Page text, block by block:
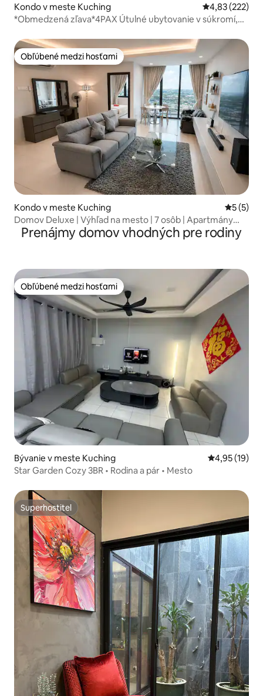
Kondo v meste Kuching Priemerné
4,83 (222)
*Obmedzená zľava*4PAX Útulné ubytovanie v súkromí,
Obľúbené medzi hosťami
Obľúbené medzi hosťami
Kondo v meste Kuching
5 (5)
Domov Deluxe | Výhľad na mesto | 7 osôb | Apartmány
Jazz 4
Prenájmy domov vhodných pre rodiny
Obľúbené medzi hosťami
Obľúbené medzi hosťami
Bývanie v meste Kuching Priemerné
4,95 (19)
Star Garden Cozy 3BR • Rodina a pár • Mesto
Superhostiteľ
Superhostiteľ